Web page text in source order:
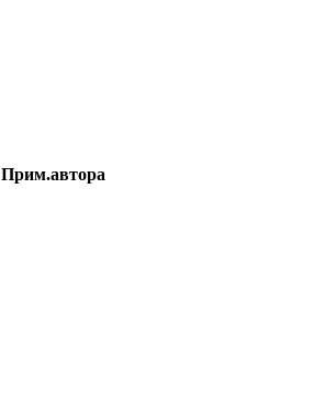
Прим.автора